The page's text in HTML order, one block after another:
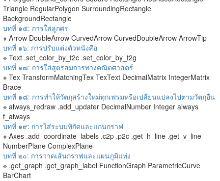
Triangle RegularPolygon SurroundingRectangle
BackgroundRectangle
บทที่ ๑๕: การใส่ลูกศร
※ Arrow DoubleArrow CurvedArrow CurvedDoubleArrow ArrowTip
บทที่ ๑๖: การปรับแต่งตัวหนังสือ
※ Text .set_color_by_t2c .set_color_by_t2g
บทที่ ๑๗: การใส่สูตรสมการทางคณิตศาสตร์
※ Tex TransformMatchingTex TexText DecimalMatrix IntegerMatrix
Brace
บทที่ ๑๘: การทำให้วัตถุสร้างใหม่ทุกเฟรมหรือเปลี่ยนแปลงไปตามวัตถุอื่น
※ always_redraw .add_updater DecimalNumber Integer always
f_always
บทที่ ๑๙: การใส่ระบบพิกัดและแกนกราฟ
※ Axes .add_coordinate_labels .c2p .p2c .get_h_line .get_v_line
NumberPlane ComplexPlane
บทที่ ๒๐: การวาดเส้นกราฟและแผนภูมิแท่ง
※ .get_graph .get_graph_label FunctionGraph ParametricCurve
BarChart